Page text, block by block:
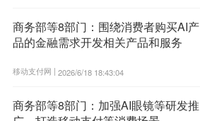
商务部等8部门：围绕消费者购买AI产
品的金融需求开发相关产品和服务
移动支付网 | 2026/6/18 18:43:04
商务部等8部门：加强AI眼镜等研发推